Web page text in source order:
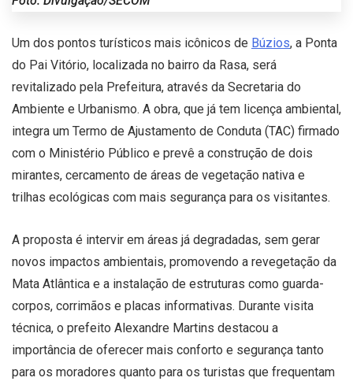
Um dos pontos turísticos mais icônicos de Búzios, a Ponta
do Pai Vitório, localizada no bairro da Rasa, será
revitalizado pela Prefeitura, através da Secretaria do
Ambiente e Urbanismo. A obra, que já tem licença ambiental,
integra um Termo de Ajustamento de Conduta (TAC) firmado
com o Ministério Público e prevê a construção de dois
mirantes, cercamento de áreas de vegetação nativa e
trilhas ecológicas com mais segurança para os visitantes.
A proposta é intervir em áreas já degradadas, sem gerar
novos impactos ambientais, promovendo a revegetação da
Mata Atlântica e a instalação de estruturas como guarda-
corpos, corrimãos e placas informativas. Durante visita
técnica, o prefeito Alexandre Martins destacou a
importância de oferecer mais conforto e segurança tanto
para os moradores quanto para os turistas que frequentam